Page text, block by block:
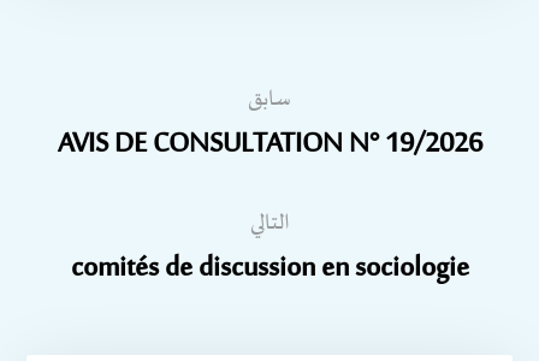
سابق
AVIS DE CONSULTATION N° 19/2026
التالي
comités de discussion en sociologie